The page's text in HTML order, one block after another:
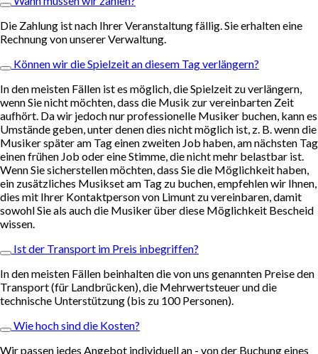
Die Zahlung ist nach Ihrer Veranstaltung fällig. Sie erhalten eine
Rechnung von unserer Verwaltung.
Können wir die Spielzeit an diesem Tag verlängern?
In den meisten Fällen ist es möglich, die Spielzeit zu verlängern,
wenn Sie nicht möchten, dass die Musik zur vereinbarten Zeit
aufhört. Da wir jedoch nur professionelle Musiker buchen, kann es
Umstände geben, unter denen dies nicht möglich ist, z. B. wenn die
Musiker später am Tag einen zweiten Job haben, am nächsten Tag
einen frühen Job oder eine Stimme, die nicht mehr belastbar ist.
Wenn Sie sicherstellen möchten, dass Sie die Möglichkeit haben,
ein zusätzliches Musikset am Tag zu buchen, empfehlen wir Ihnen,
dies mit Ihrer Kontaktperson von Limunt zu vereinbaren, damit
sowohl Sie als auch die Musiker über diese Möglichkeit Bescheid
wissen.
Ist der Transport im Preis inbegriffen?
In den meisten Fällen beinhalten die von uns genannten Preise den
Transport (für Landbrücken), die Mehrwertsteuer und die
technische Unterstützung (bis zu 100 Personen).
Wie hoch sind die Kosten?
Wir passen jedes Angebot individuell an - von der Buchung eines